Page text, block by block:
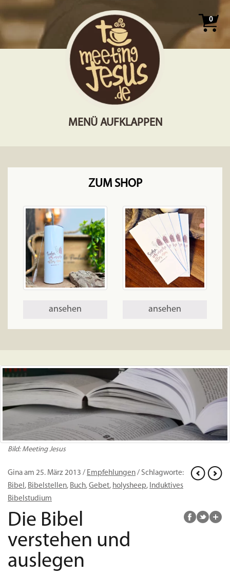
0
MENÜ AUFKLAPPEN
ZUM SHOP
ansehen ansehen
Bild: Meeting Jesus
Gina am 25. März 2013 / Empfehlungen / Schlagworte:
Bibel, Bibelstellen, Buch, Gebet, holysheep, Induktives
Bibelstudium
Die Bibel
verstehen und
auslegen